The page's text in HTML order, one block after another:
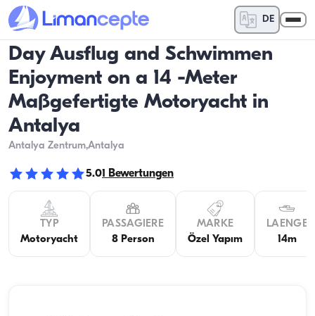
DE
Day Ausflug and Schwimmen
Enjoyment on a 14 -Meter
Maßgefertigte Motoryacht in
Antalya
Antalya Zentrum,Antalya
5.01 Bewertungen
TYP
Motoryacht
PASSAGIERE
8 Person
MARKE
Özel Yapım
LAENGE
14m